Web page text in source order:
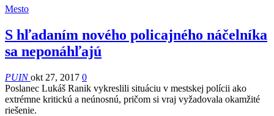
Mesto
S hľadaním nového policajného náčelníka
sa neponáhľajú
PUINokt 27, 2017 0
Poslanec Lukáš Ranik vykreslili situáciu v mestskej polícii ako
extrémne kritickú a neúnosnú, pričom si vraj vyžadovala okamžité
riešenie.